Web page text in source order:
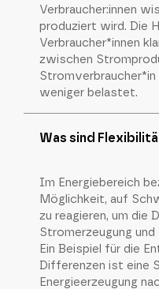
Verbraucher:innen
produziert wird. Die
Verbraucher*innen
zwischen
weniger belastet.
Was sind
Im Energiebereich
Möglichkeit, auf
zu reagieren, um die
Stromerzeugung und
Ein Beispiel für die
Differenzen ist eine
Energieerzeugung